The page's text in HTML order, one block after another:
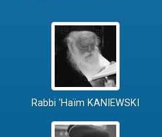
Rabbi 'Haïm KANIEWSKI